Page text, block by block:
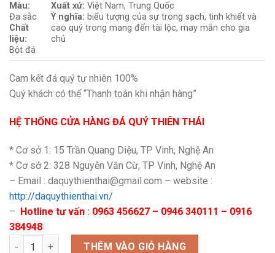
Màu:
Đa sắc
Chất
liệu:
Bột đá
Xuất xứ:Việt Nam, Trung Quốc
Ý nghĩa: biểu tượng của sự trong sạch, tinh khiết và
cao quý trong mang đến tài lộc, may mắn cho gia
chủ
Cam kết đá quý tự nhiên 100%
Quý khách có thể “Thanh toán khi nhận hàng”
HỆ THỐNG CỬA HÀNG ĐÁ QUÝ THIÊN THÁI
* Cơ sở 1: 15 Trần Quang Diệu, TP Vinh, Nghệ An
* Cơ sở 2: 328 Nguyễn Văn Cừ, TP Vinh, Nghệ An
– Email : daquythienthai@gmail.com – website :
http://daquythienthai.vn/
– Hotline tư vấn : 0963 456627 – 0946 340111 – 0916
384948
Tiên cô dâng sen số lượngTHÊM VÀO GIỎ HÀNG